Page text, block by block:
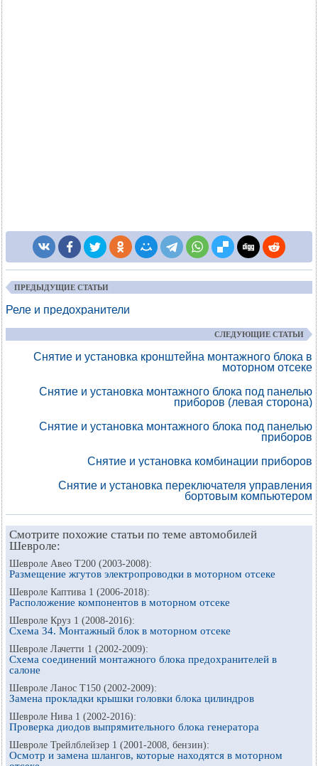
ПРЕДЫДУЩИЕ СТАТЬИ
Реле и предохранители
СЛЕДУЮЩИЕ СТАТЬИ
Снятие и установка кронштейна монтажного блока в
моторном отсеке
Снятие и установка монтажного блока под панелью
приборов (левая сторона)
Снятие и установка монтажного блока под панелью
приборов
Снятие и установка комбинации приборов
Снятие и установка переключателя управления
бортовым компьютером
Смотрите похожие статьи по теме автомобилей
Шевроле:
Шевроле Авео Т200 (2003-2008):
Размещение жгутов электропроводки в моторном отсеке
Шевроле Каптива 1 (2006-2018):
Расположение компонентов в моторном отсеке
Шевроле Круз 1 (2008-2016):
Схема 34. Монтажный блок в моторном отсеке
Шевроле Лачетти 1 (2002-2009):
Схема соединений монтажного блока предохранителей в
салоне
Шевроле Ланос Т150 (2002-2009):
Замена прокладки крышки головки блока цилиндров
Шевроле Нива 1 (2002-2016):
Проверка диодов выпрямительного блока генератора
Шевроле Трейлблейзер 1 (2001-2008, бензин):
Осмотр и замена шлангов, которые находятся в моторном